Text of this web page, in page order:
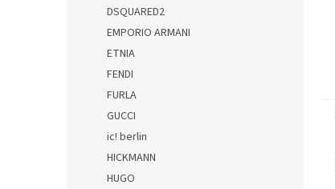
DSQUARED2
EMPORIO ARMANI
ETNIA
FENDI
FURLA
GUCCI
ic! berlin
HICKMANN
HUGO